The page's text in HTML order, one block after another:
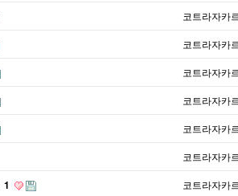
코트라자카
코트라자카
코트라자카
코트라자카
코트라자카
코트라자카
1 코트라자카